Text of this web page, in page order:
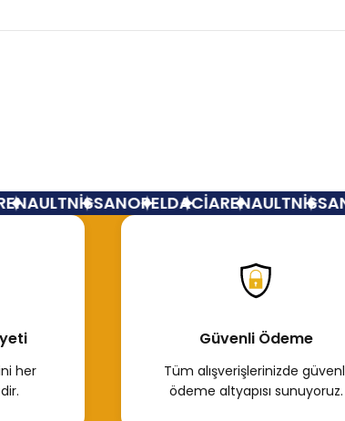
NİSSANOPELDACİARENAULTNİSSAN
her
Güvenli Ödeme
Tüm alışverişlerinizde
ödeme altyapısı sunuyoruz.